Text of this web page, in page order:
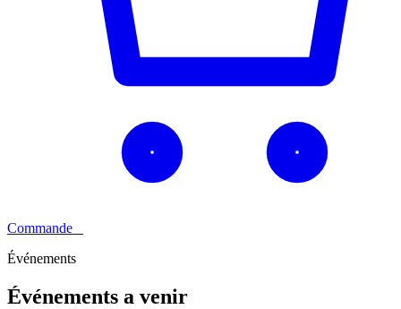
Commande
Événements
Événements a venir